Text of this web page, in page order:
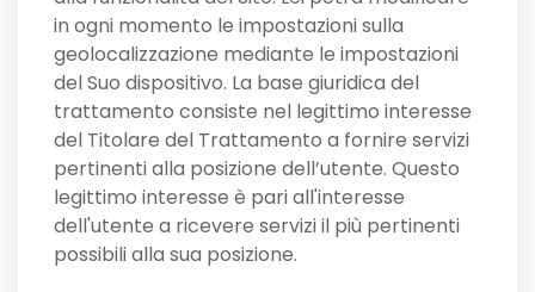
in ogni momento le impostazioni sulla
geolocalizzazione mediante le impostazioni
del Suo dispositivo. La base giuridica del
trattamento consiste nel legittimo interesse
del Titolare del Trattamento a fornire servizi
pertinenti alla posizione dell’utente. Questo
legittimo interesse è pari all'interesse
dell'utente a ricevere servizi il più pertinenti
possibili alla sua posizione.